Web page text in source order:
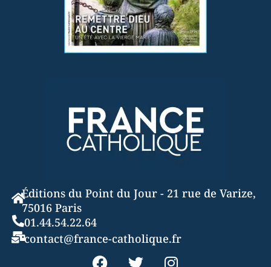
Éditions du Point du Jour - 21 rue de Varize,
75016 Paris
01.44.54.22.64
contact@france-catholique.fr